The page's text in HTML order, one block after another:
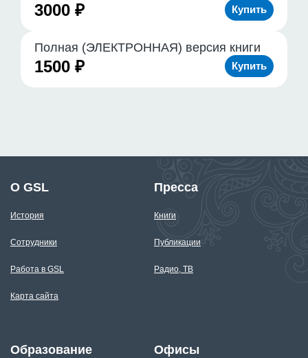
3000 ₽
Полная (ЭЛЕКТРОННАЯ) версия книги
1500 ₽
О GSL
История
Сотрудники
Работа в GSL
Карта сайта
Пресса
Книги
Публикации
Радио, ТВ
Образование Офисы